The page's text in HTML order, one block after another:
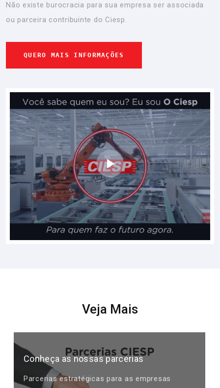
Não existe burocracia para sua empresa ser associada
ou parceira contribuinte do Ciesp.
QUERO MAIS INFORMAÇÕES
Veja Mais
Conheça as nossas parcerias
Parcerias estratégicas para as empresas